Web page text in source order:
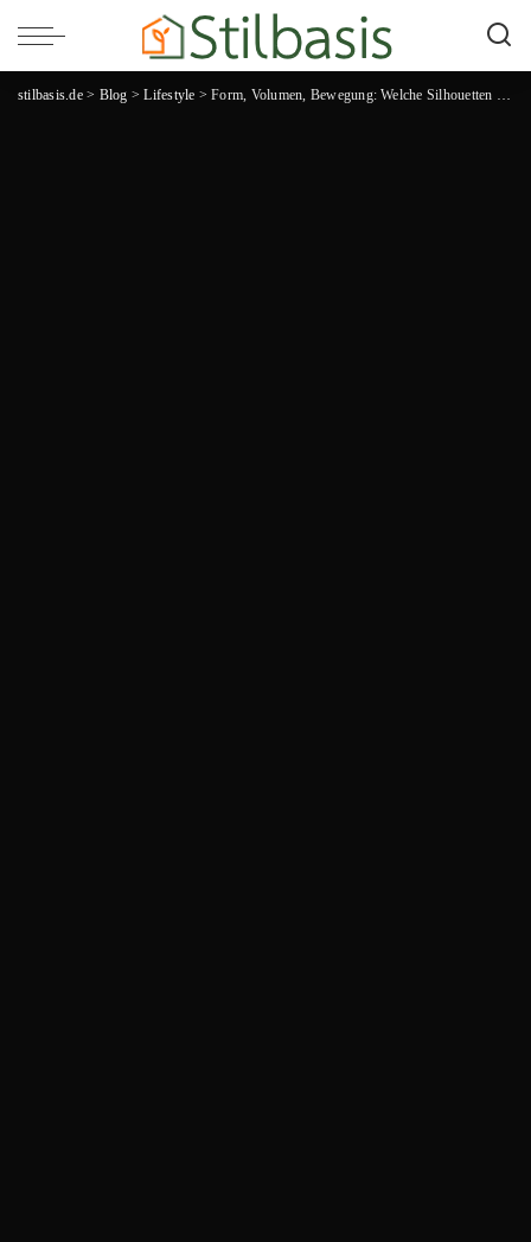
stilbasis.de> Blog >Lifestyle >Form, Volumen, Bewegung: Welche Silhouetten auf großen Bühnen wirklich wirken